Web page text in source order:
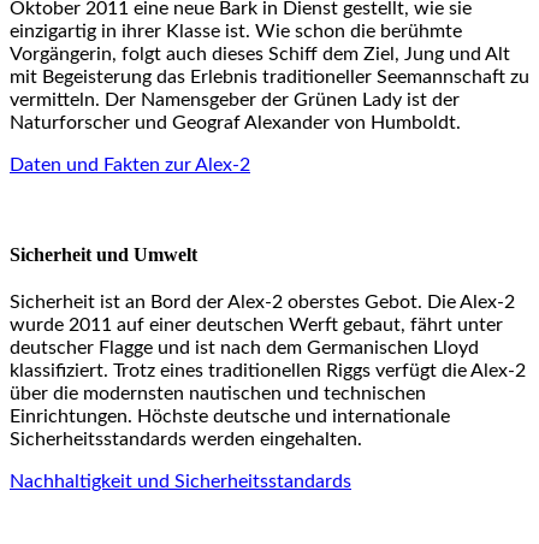
Oktober 2011 eine neue Bark in Dienst gestellt, wie sie
einzigartig in ihrer Klasse ist. Wie schon die berühmte
Vorgängerin, folgt auch dieses Schiff dem Ziel, Jung und Alt
mit Begeisterung das Erlebnis traditioneller Seemannschaft zu
vermitteln. Der Namensgeber der Grünen Lady ist der
Naturforscher und Geograf Alexander von Humboldt.
Daten und Fakten zur Alex-2
Sicherheit und Umwelt
Sicherheit ist an Bord der Alex-2 oberstes Gebot. Die Alex-2
wurde 2011 auf einer deutschen Werft gebaut, fährt unter
deutscher Flagge und ist nach dem Germanischen Lloyd
klassifiziert. Trotz eines traditionellen Riggs verfügt die Alex-2
über die modernsten nautischen und technischen
Einrichtungen. Höchste deutsche und internationale
Sicherheitsstandards werden eingehalten.
Nachhaltigkeit und Sicherheitsstandards